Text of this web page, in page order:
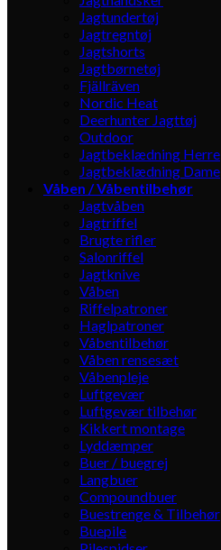
Jagtundertøj
Jagtregntøj
Jagtshorts
Jagtbørnetøj
Fjällräven
Nordic Heat
Deerhunter Jagttøj
Outdoor
Jagtbeklædning Herre
Jagtbeklædning Dame
Våben / Våbentilbehør
Jagtvåben
Jagtriffel
Brugte rifler
Salonriffel
Jagtknive
Våben
Riffelpatroner
Haglpatroner
Våbentilbehør
Våben rensesæt
Våbenpleje
Luftgevær
Luftgevær tilbehør
Kikkert montage
Lyddæmper
Buer / buegrej
Langbuer
Compoundbuer
Buestrenge & Tilbehør
Buepile